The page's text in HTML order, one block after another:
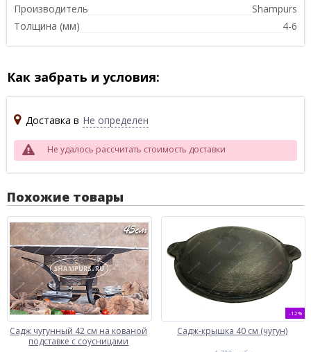
Производитель
Shampurs
Толщина (мм)
4-6
Как забрать и условия:
Доставка в Не определен
Не удалось рассчитать стоимость доставки
Похожие товары
Садж чугунный 42 см на кованой
подставке с соусницами
-12%
Садж-крышка 40 см (чугун)